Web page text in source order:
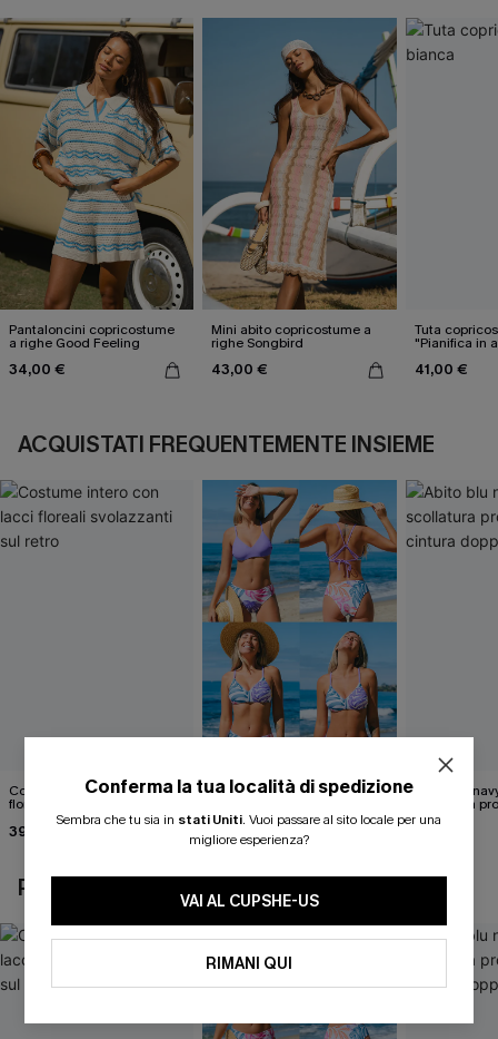
Pantaloncini copricostume
a righe Good Feeling
34,00 €
Mini abito copricostume a
righe Songbird
43,00 €
Tuta
"Pianifica in
41,00 €
ACQUISTATI FREQUENTEMENTE INSIEME
Costume intero con lacci
floreali svolazzanti sul retro
39,00 €
Set di top bikini tropicale
media
40,00 €
Abito blu
scollatura
cintura
POTREBBE INTERESSARTI ANCHE
Conferma la tua località di spedizione
Sembra che tu sia in stati Uniti. Vuoi passare al sito locale per una
migliore esperienza?
VAI AL CUPSHE-US
RIMANI QUI